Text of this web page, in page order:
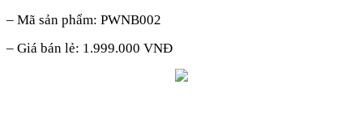
– Mã sản phẩm: PWNB002
– Giá bán lẻ: 1.999.000 VNĐ